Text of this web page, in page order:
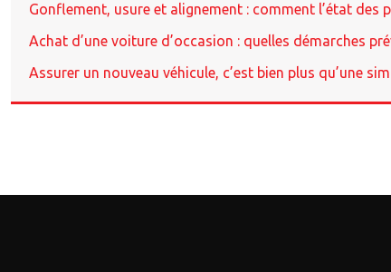
Gonflement, usure et alignement : comment l’état
Achat d’une voiture d’occasion : quelles démarches
Assurer un nouveau véhicule, c’est bien plus qu’une